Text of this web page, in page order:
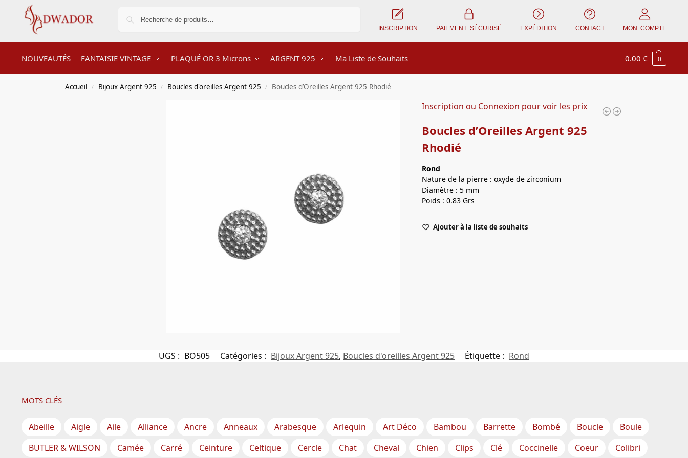
INSCRIPTION PAIEMENT SÉCURISÉ EXPÉDITION CONTACT MON COMPTE
NOUVEAUTÉS FANTAISIE VINTAGE PLAQUÉ OR 3 Microns ARGENT 925 Ma Liste de Souhaits 0.00€ 0
Accueil / Bijoux Argent 925 / Boucles d'oreilles Argent 925 / Boucles d’Oreilles Argent 925 Rhodié
Inscription ou Connexion pour voir les prix
Boucles d’Oreilles Argent 925
Rhodié
Rond
Nature de la pierre : oxyde de zirconium
Diamètre : 5 mm
Poids : 0.83 Grs
Ajouter à la liste de souhaits
UGS : BO505 Catégories : Bijoux Argent 925, Boucles d'oreilles Argent 925 Étiquette : Rond
MOTS CLÉS
Abeille Aigle Aile Alliance Ancre Anneaux Arabesque Arlequin Art Déco Bambou Barrette Bombé Boucle
Boule
BUTLER & WILSON
Camée Carré Ceinture Celtique Cercle Chat Cheval Chien Clips Clé Coccinelle Coeur Colibri